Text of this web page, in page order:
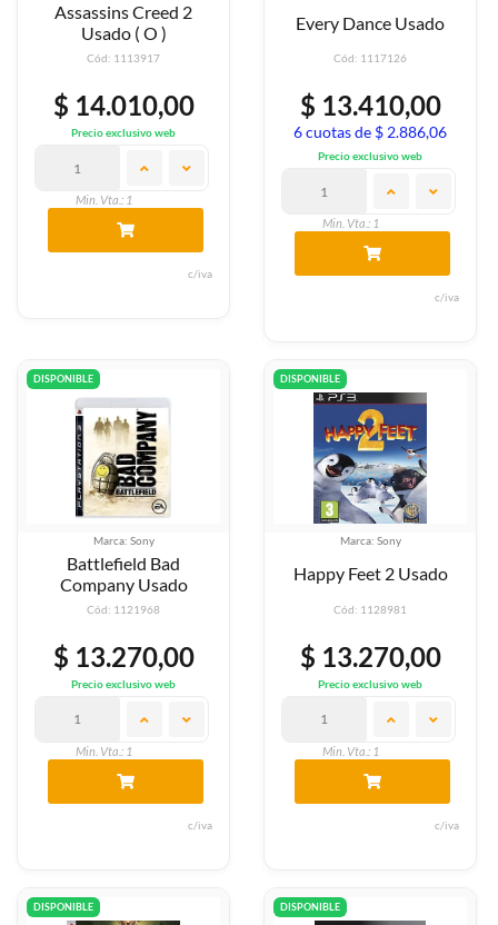
Assassins Creed 2
Usado ( O )
Cód: 1113917
$ 14.010,00
Precio exclusivo web
Min. Vta.: 1
c/iva
Every Dance Usado
Cód: 1117126
$ 13.410,00
6 cuotas de $ 2.886,06
Precio exclusivo web
Min. Vta.: 1
c/iva
DISPONIBLE
Marca: Sony
Battlefield Bad
Company Usado
Cód: 1121968
$ 13.270,00
Precio exclusivo web
Min. Vta.: 1
c/iva
DISPONIBLE
Marca: Sony
Happy Feet 2 Usado
Cód: 1128981
$ 13.270,00
Precio exclusivo web
Min. Vta.: 1
c/iva
DISPONIBLE DISPONIBLE